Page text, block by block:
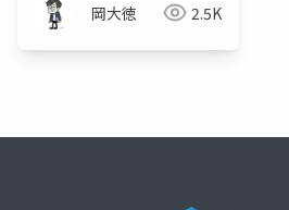
岡大徳 2.5K